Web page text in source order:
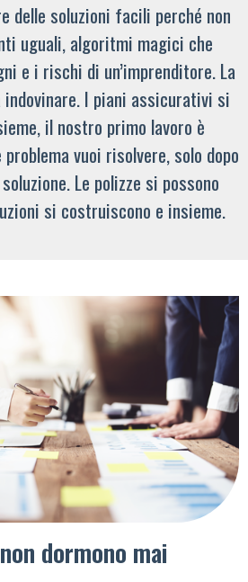
delle soluzioni facili perché non
uguali, algoritmi magici che
e i rischi di un’imprenditore. La
I piani assicurativi si
il nostro primo lavoro è
vuoi risolvere, solo dopo
Le polizze si possono
si costruiscono e insieme.
dormono mai